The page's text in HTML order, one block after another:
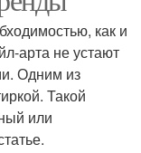
как и
арта не устают
Одним из
Такой
или